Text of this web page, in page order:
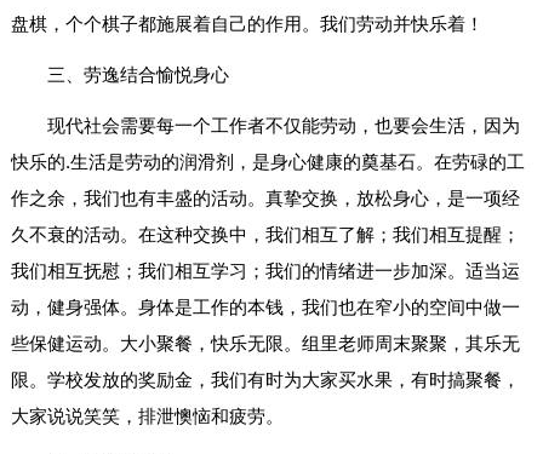
盘棋，个个棋子都施展着自己的作用。我们劳动并快乐着！
三、劳逸结合愉悦身心
现代社会需要每一个工作者不仅能劳动，也要会生活，因为
快乐的.生活是劳动的润滑剂，是身心健康的奠基石。在劳碌的工
作之余，我们也有丰盛的活动。真挚交换，放松身心，是一项经
久不衰的活动。在这种交换中，我们相互了解；我们相互提醒；
我们相互抚慰；我们相互学习；我们的情绪进一步加深。适当运
动，健身强体。身体是工作的本钱，我们也在窄小的空间中做一
些保健运动。大小聚餐，快乐无限。组里老师周末聚聚，其乐无
限。学校发放的奖励金，我们有时为大家买水果，有时搞聚餐，
大家说说笑笑，排泄懊恼和疲劳。